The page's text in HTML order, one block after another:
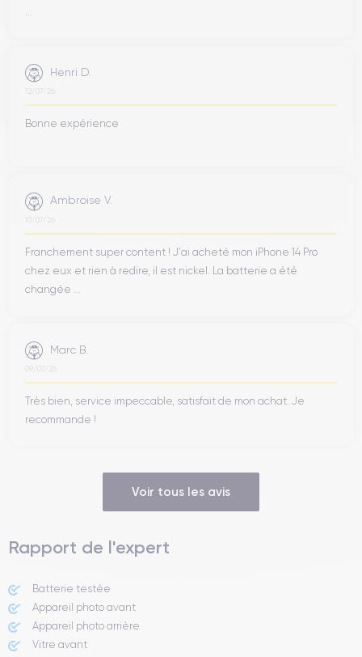
Henri D.
12/07/26
Bonne expérience
Ambroise V.
10/07/26
Franchement super content ! J'ai acheté mon iPhone 14 Pro
chez eux et rien à redire, il est nickel. La batterie a été
changée ...
Marc B.
09/07/26
Très bien, service impeccable, satisfait de mon achat. Je
recommande !
Voir tous les avis
Rapport de l'expert
Batterie testée
Appareil photo avant
Appareil photo arrière ​
Vitre avant ​